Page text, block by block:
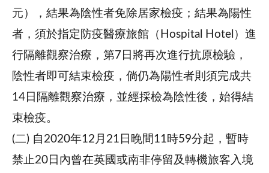
元），結果為陰性者免除居家檢疫；結果為陽性
者，須於指定防疫醫療旅館（Hospital Hotel）進
行隔離觀察治療，第7日將再次進行抗原檢驗，
陰性者即可結束檢疫，倘仍為陽性者則須完成共
14日隔離觀察治療，並經採檢為陰性後，始得結
束檢疫。
(二) 自2020年12月21日晚間11時59分起，暫時
禁止20日內曾在英國或南非停留及轉機旅客入境